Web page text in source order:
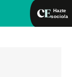
Hazte
socio/a